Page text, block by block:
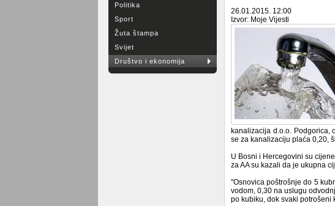
Politika
Sport
Žuta štampa
Svijet
Društvo i ekonomija
26.01.2015. 12:00
Izvor: Moje Vijesti
kanalizacija d.o.o. Podgorica,
se za kanalizaciju plaća 0,20,
U Bosni i Hercegovini su
za AA su kazali da je ukupna
"Osnovica poštrošnje do 5
vodom, 0,30 na uslugu
po kubiku, dok svaki potrošeni